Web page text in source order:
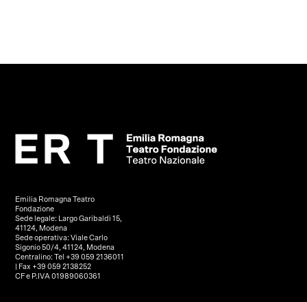
Emilia Romagna Teatro
Fondazione
Sede legale: Largo Garibaldi 15,
41124, Modena
Sede operativa: Viale Carlo
Sigonio 50/4, 41124, Modena
Centralino: Tel +39 059 2136011
| Fax +39 059 2138252
CF e P.IVA 01989060361